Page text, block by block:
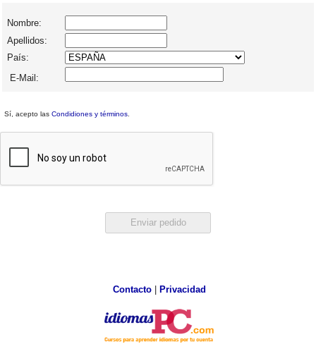
Nombre:
Apellidos:
País:
E-Mail:
Sí, acepto las Condidiones y términos
Contacto| Privacidad